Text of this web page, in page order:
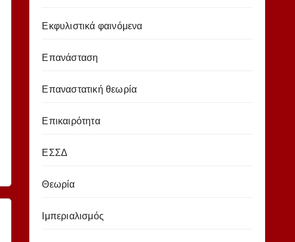
Εκφυλιστικά φαινόμενα
Επανάσταση
Επαναστατική θεωρία
Επικαιρότητα
ΕΣΣΔ
Θεωρία
Ιμπεριαλισμός